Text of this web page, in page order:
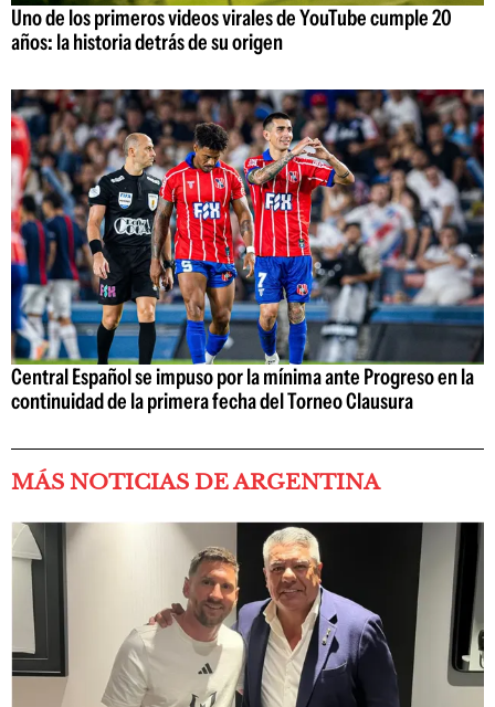
Uno de los primeros videos virales de YouTube cumple 20
años: la historia detrás de su origen
Central Español se impuso por la mínima ante Progreso en la
continuidad de la primera fecha del Torneo Clausura
MÁS NOTICIAS DE ARGENTINA